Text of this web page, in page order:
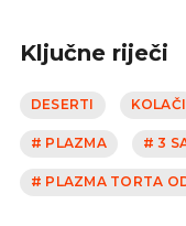
Ključne riječi
DESERTI KOLAČI
# PLAZMA # 3
# PLAZMA TORTA